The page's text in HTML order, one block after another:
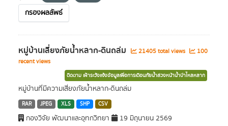
กรองผลลัพธ์
หมู่บ้านเสี่ยงภัยน้ำหลาก-ดินถล่ม 21405 total views
100
recent views
ติดตาม เฝ้าระวังแจ้งข้อมูลเพื่อการเตือนภัยน้ำล่วงหน้าน้ำป่าไหลหลาก
หมู่บ้านที่มีความเสี่ยงภัยน้ำหลาก-ดินถล่ม
RAR JPEG XLS SHP CSV
กองวิจัย พัฒนาและอุทกวิทยา 19 มิถุนายน 2569